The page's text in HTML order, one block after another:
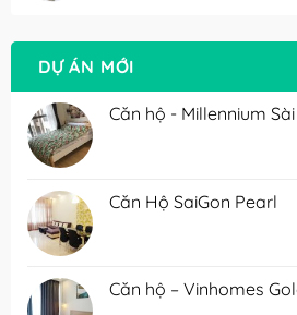
nhà?
hồng
chấp
hỏi
trước
DỰ ÁN MỚI
Căn hộ - Millennium
Căn Hộ SaiGon Pearl
Căn hộ – Vinhomes